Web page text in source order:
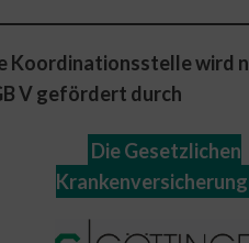
Koordinationsstelle wird
V gefördert durch
Die Gesetzlichen